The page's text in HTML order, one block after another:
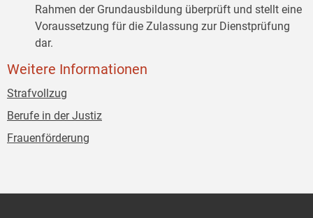
Rahmen der Grundausbildung überprüft und stellt eine
Voraussetzung für die Zulassung zur Dienstprüfung
dar.
Weitere Informationen
Strafvollzug
Berufe in der Justiz
Frauenförderung